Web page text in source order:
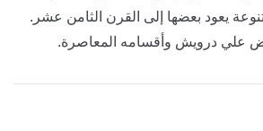
يعود بعضها إلى القرن الثامن عشر.
علي درويش وأقسامه المعاصرة.